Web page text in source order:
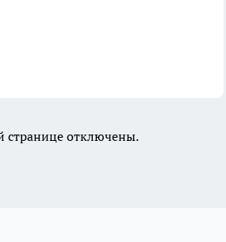
странице отключены.